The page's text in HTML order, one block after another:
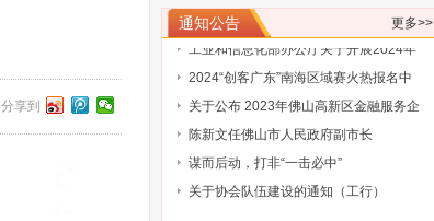
分享到
更多>>
通知公告
国国际大数据产业博览会的通知
广东省工业和信息化厅关于广东民营企
业家智库成员（第三批）名单的通告
工业和信息化部办公厅关于开展2024年